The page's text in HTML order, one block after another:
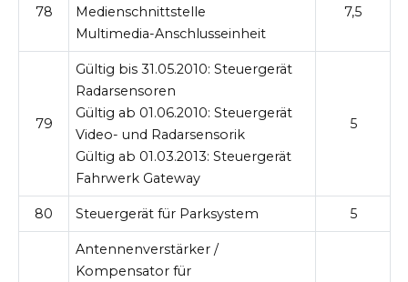
78
Medienschnittstelle
Multimedia-Anschlusseinheit
7,5
79
Gültig bis 31.05.2010: Steuergerät
Radarsensoren
Gültig ab 01.06.2010: Steuergerät
Video- und Radarsensorik
Gültig ab 01.03.2013: Steuergerät
Fahrwerk Gateway
5
80 Steuergerät für Parksystem 5
Antennenverstärker /
Kompensator für